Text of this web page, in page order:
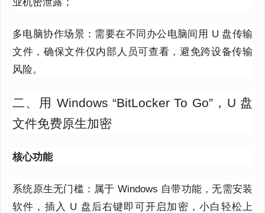
多电脑协作场景：需要在不同办公电脑间用 U 盘传输
文件，确保文件仅内部人员可查看，避免跨设备传输
风险。
二、用 Windows “BitLocker To Go”，U 盘
文件免费原生加密
核心功能
系统原生无门槛：属于 Windows 自带功能，无需安装
软件，插入 U 盘后右键即可开启加密，小白轻松上